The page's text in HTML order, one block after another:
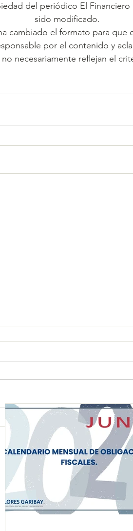
del periódico El
sido modificado.
cambiado el formato para que
por el contenido y
necesariamente reflejan el
CALENDARIO MENSUAL DE
OBLIGACIONES FISCALES
"JUNIO 2026"